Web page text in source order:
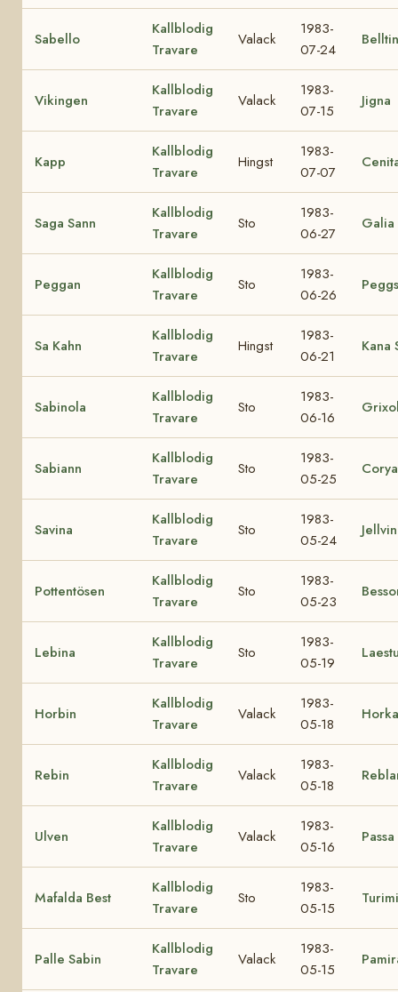
Sabello
Kallblodig
Travare
Valack
1983-
07-24
Vikingen
Kallblodig
Travare
Valack
1983-
07-15
Jigna
Kapp
Kallblodig
Travare
Hingst
1983-
07-07
Saga Sann
Kallblodig
Travare
Sto
1983-
06-27
Galia
Peggan
Kallblodig
Travare
Sto
1983-
06-26
Sa Kahn
Kallblodig
Travare
Hingst
1983-
06-21
Kana
Sabinola
Kallblodig
Travare
Sto
1983-
06-16
Sabiann
Kallblodig
Travare
Sto
1983-
05-25
Savina
Kallblodig
Travare
Sto
1983-
05-24
Pottentösen
Kallblodig
Travare
Sto
1983-
05-23
Lebina
Kallblodig
Travare
Sto
1983-
05-19
Horbin
Kallblodig
Travare
Valack
1983-
05-18
Horka
Rebin
Kallblodig
Travare
Valack
1983-
05-18
Ulven
Kallblodig
Travare
Valack
1983-
05-16
Passa
Mafalda Best
Kallblodig
Travare
Sto
1983-
05-15
Turimi
Palle Sabin
Kallblodig
Travare
Valack
1983-
05-15